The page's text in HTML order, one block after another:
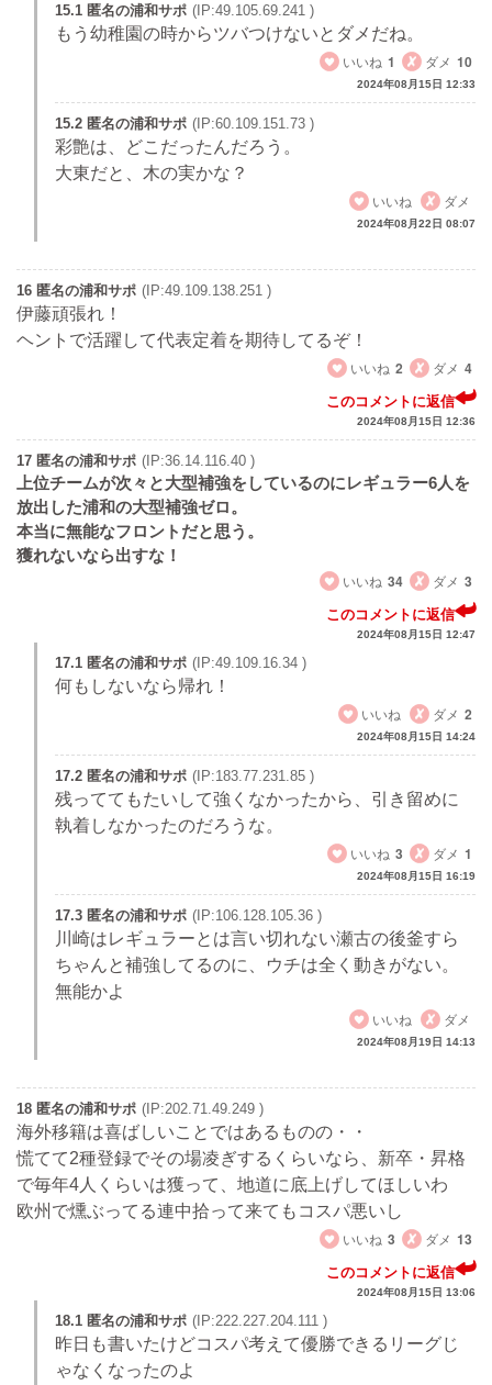
15.1 匿名の浦和サポ (IP:49.105.69.241 )
もう幼稚園の時からツバつけないとダメだね。
いいね 1 ダメ 10
2024年08月15日 12:33
15.2 匿名の浦和サポ (IP:60.109.151.73 )
彩艶は、どこだったんだろう。
大東だと、木の実かな？
いいね
ダメ
2024年08月22日 08:07
16 匿名の浦和サポ (IP:49.109.138.251 )
伊藤頑張れ！
ヘントで活躍して代表定着を期待してるぞ！
いいね 2 ダメ 4
このコメントに返信
2024年08月15日 12:36
17 匿名の浦和サポ (IP:36.14.116.40 )
上位チームが次々と大型補強をしているのにレギュラー6人を
放出した浦和の大型補強ゼロ。
本当に無能なフロントだと思う。
獲れないなら出すな！
いいね 34 ダメ 3
このコメントに返信
2024年08月15日 12:47
17.1 匿名の浦和サポ (IP:49.109.16.34 )
何もしないなら帰れ！
いいね
ダメ 2
2024年08月15日 14:24
17.2 匿名の浦和サポ (IP:183.77.231.85 )
残っててもたいして強くなかったから、引き留めに
執着しなかったのだろうな。
いいね 3 ダメ 1
2024年08月15日 16:19
17.3 匿名の浦和サポ (IP:106.128.105.36 )
川崎はレギュラーとは言い切れない瀬古の後釜すら
ちゃんと補強してるのに、ウチは全く動きがない。
無能かよ
いいね
ダメ
2024年08月19日 14:13
18 匿名の浦和サポ (IP:202.71.49.249 )
海外移籍は喜ばしいことではあるものの・・
慌てて2種登録でその場凌ぎするくらいなら、新卒・昇格
で毎年4人くらいは獲って、地道に底上げしてほしいわ
欧州で燻ぶってる連中拾って来てもコスパ悪いし
いいね 3 ダメ 13
このコメントに返信
2024年08月15日 13:06
18.1 匿名の浦和サポ (IP:222.227.204.111 )
昨日も書いたけどコスパ考えて優勝できるリーグじ
ゃなくなったのよ